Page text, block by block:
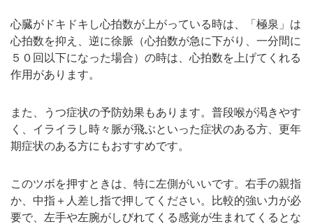
心臓がドキドキし心拍数が上がっている時は、「極泉」は
心拍数を抑え、逆に徐脈（心拍数が急に下がり、一分間に
５０回以下になった場合）の時は、心拍数を上げてくれる
作用があります。
また、うつ症状の予防効果もあります。普段喉が渇きやす
く、イライラし時々脈が飛ぶといった症状のある方、更年
期症状のある方にもおすすめです。
このツボを押すときは、特に左側がいいです。右手の親指
か、中指＋人差し指で押してください。比較的強い力が必
要で、左手や左腕がしびれてくる感覚が生まれてくるとな